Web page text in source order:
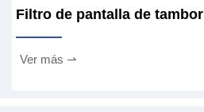
Filtro de pantalla de tambor
Ver más ⇀